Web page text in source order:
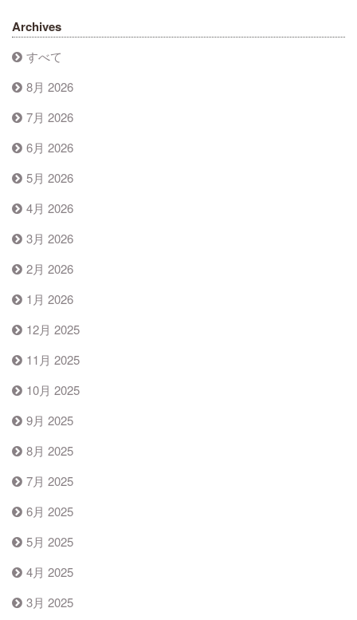
Archives
すべて
8月 2026
7月 2026
6月 2026
5月 2026
4月 2026
3月 2026
2月 2026
1月 2026
12月 2025
11月 2025
10月 2025
9月 2025
8月 2025
7月 2025
6月 2025
5月 2025
4月 2025
3月 2025